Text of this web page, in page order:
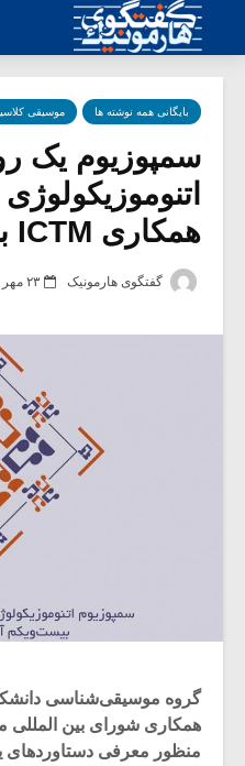
بایگانی همه نوشته ها موسیقی
سمپوزیوم یک
اتنوموزیکولوژی
همکاری ICTM برگزار می شود
گفتگوی هارمونیک ۲۳ مهر ۱۴۰۰
گروه موسیقی‌شناسی
منظور معرفی دستاوردهای